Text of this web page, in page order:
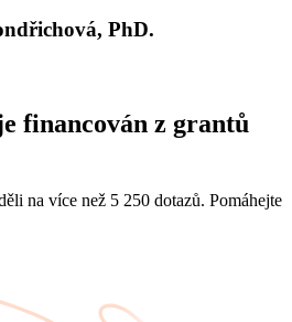
PhD.
financován z grantů
na více než 5 250 dotazů. Pomáhejte